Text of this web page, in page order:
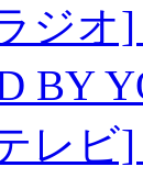
ジオ]
BY
レビ]